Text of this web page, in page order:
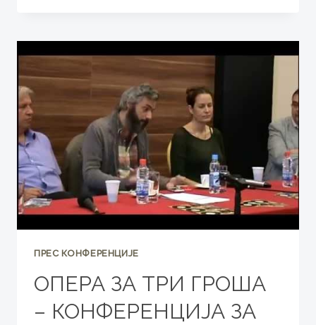
КОНФЕРЕНЦИЈА
НОВИНАРЕ
ПРЕС КОНФЕРЕНЦИЈЕ
ОПЕРА ЗА ТРИ ГРОША
– КОНФЕРЕНЦИЈА ЗА